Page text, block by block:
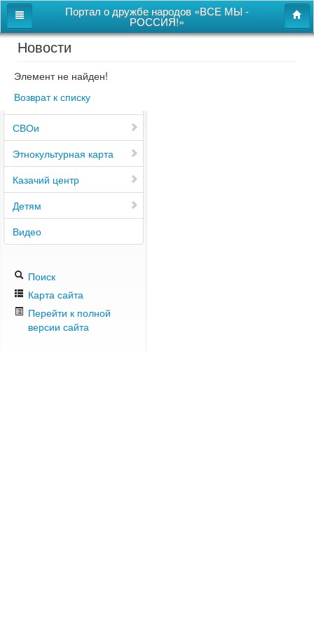
Портал о дружбе народов «ВСЕ МЫ -
РОССИЯ!»
Главная
Дом дружбы народов
Новости
СВОи
Этнокультурная карта
Казачий центр
Детям
Видео
Поиск
Карта сайта
Перейти к полной
версии сайта
Новости
Элемент не найден!
Возврат к списку